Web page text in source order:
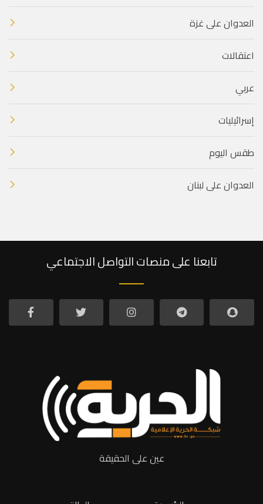
العدوان على غزة
اعتقالات
عربي
إسرائيليات
طقس اليوم
العدوان على لبنان
تابعنا على منصات التواصل الاجتماعي
عين على الحقيقة